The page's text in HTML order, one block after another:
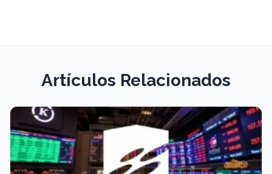
Artículos Relacionados